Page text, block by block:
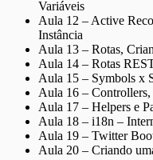
Variáveis
Aula 12 – Active
Instância
Aula 13 – Rotas,
Aula 14 – Rotas
Aula 15 – Symbols x
Aula 16 –
Aula 17 – Helpers e
Aula 18 – i18n –
Aula 19 – Twitter
Aula 20 – Criando